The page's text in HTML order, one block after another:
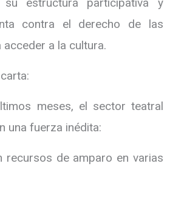
su estructura participativa y
contra el derecho de las
a la cultura.
meses, el sector teatral
una fuerza inédita:
recursos de amparo en varias